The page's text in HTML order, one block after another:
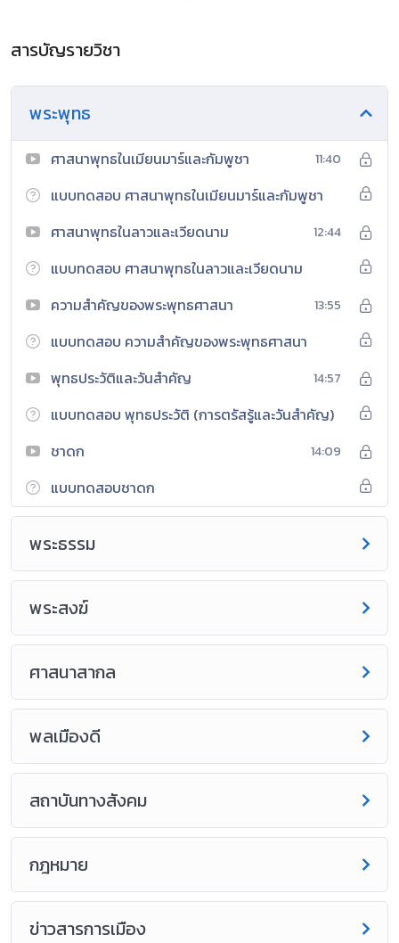
สารบัญรายวิชา
พระพุทธ
ศาสนาพุทธในเมียนมาร์และกัมพูชา 11:40
แบบทดสอบ ศาสนาพุทธในเมียนมาร์และกัมพูชา
ศาสนาพุทธในลาวและเวียดนาม
12:44
แบบทดสอบ ศาสนาพุทธในลาวและเวียดนาม
ความสำคัญของพระพุทธศาสนา
13:55
แบบทดสอบ ความสำคัญของพระพุทธศาสนา
พุทธประวัติและวันสำคัญ
14:57
แบบทดสอบ พุทธประวัติ (การตรัสรู้และวันสำคัญ)
ชาดก
14:09
แบบทดสอบชาดก
พระธรรม
พระสงฆ์
ศาสนาสากล
พลเมืองดี
สถาบันทางสังคม
กฎหมาย
ข่าวสารการเมือง